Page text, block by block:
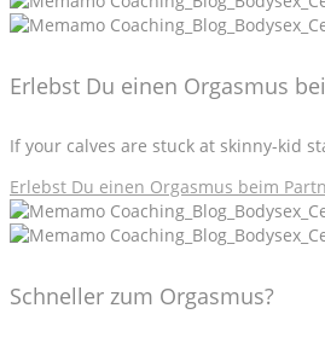
Erlebst Du einen Orgasmus
If your calves are stuck at skinny-kid
Erlebst Du einen Orgasmus beim
Schneller zum Orgasmus?